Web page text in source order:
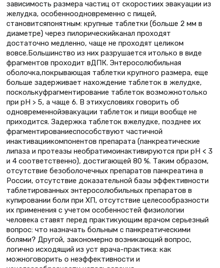
зависимость размера частиц от скоростиих эвакуации из
желудка, особенноодновременно с пищей,
становитсяпонятным: крупные таблетки (больше 2 мм в
диаметре) через пилорическийканал проходят
достаточно медленно, чаще не проходят целиком
вовсе.Большинство из них разрушается итолько в виде
фрагментов проходит вДПК. Энтеросолюбильная
оболочка,покрывающая таблетки крупного размера, еще
больше задерживает нахождение таблеток в желудке,
посколькуфрагментирование таблеток возможнотолько
при рН > 5, а чаще 6. В этихусловиях говорить об
одновременнойэвакуации таблеток и пищи вообще не
приходится. Задержка таблеток вжелудке, позднее их
фрагментированиеспособствуют частичной
инактивациикомпонентов препарата (панкреатические
липаза и протеазы необратимоинактивируются при рН < 3
и 4 соответственно), достигающей 80 %. Таким образом,
отсутствие безоболочечных препаратов панкреатина в
России, отсутствие доказательной базы эффективности
таблетированных энтеросолюбильных препаратов в
купировании боли при ХП, отсутствие целесообразности
их применения с учетом особенностей физиологии
человека ставят перед практикующим врачом серьезный
вопрос: что назначать больным с панкреатическими
болями? Другой, закономерно возникающий вопрос,
логично исходящий из уст врача-практика: как
можноговорить о неэффективности и